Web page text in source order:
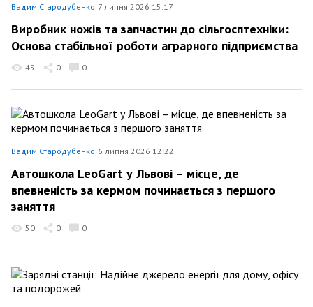
Вадим Стародубенко 7 липня 2026 15:17
Виробник ножів та запчастин до сільгосптехніки:
Основа стабільної роботи аграрного підприємства
45 0 0
Вадим Стародубенко 6 липня 2026 12:22
Автошкола LeoGart у Львові – місце, де
впевненість за кермом починається з першого
заняття
50 0 0